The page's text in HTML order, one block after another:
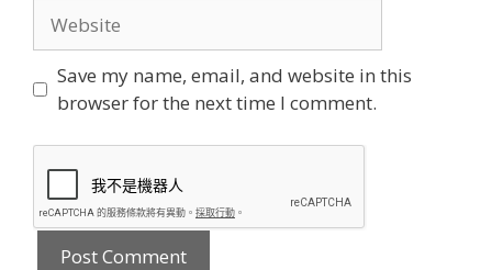
Save my name, email, and website in this
browser for the next time I comment.